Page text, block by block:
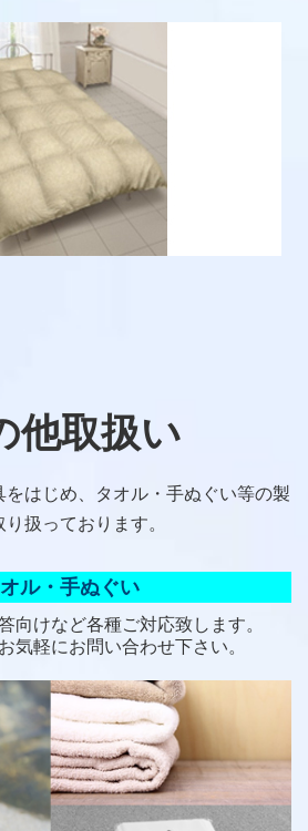
他取扱い
はじめ、タオル・手ぬぐい等の製
り扱っております。
ル・手ぬぐい
向けなど各種ご対応致します。
気軽にお問い合わせ下さい。